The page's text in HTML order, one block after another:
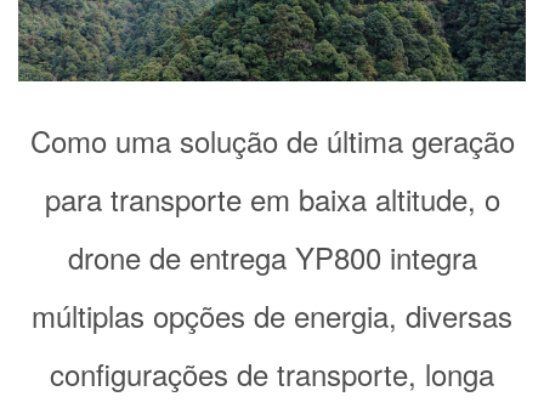
Como uma solução de última geração
para transporte em baixa altitude, o
drone de entrega YP800 integra
múltiplas opções de energia, diversas
configurações de transporte, longa